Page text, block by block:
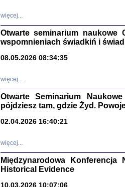
więcej...
Otwarte seminarium naukowe
wspomnieniach świadkiń i
08.05.2026 08:34:35
więcej...
Otwarte Seminarium
pójdziesz tam, gdzie Żyd.
02.04.2026 16:40:21
więcej...
Międzynarodowa
Historical Evidence
10.03.2026 10:07:06